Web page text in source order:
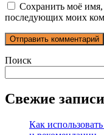
Сохранить моё имя,
последующих моих
Поиск
Свежие записи
Как